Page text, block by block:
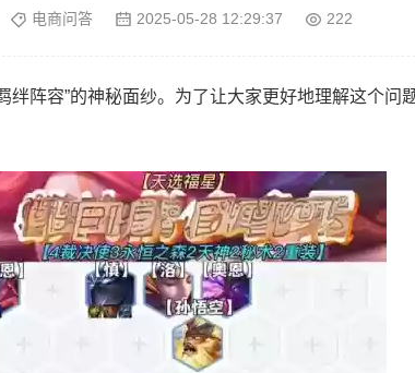
电商问答 2025-05-28 12:29:37 222
绊阵容”的神秘面纱。为了让大家更好地理解这个问